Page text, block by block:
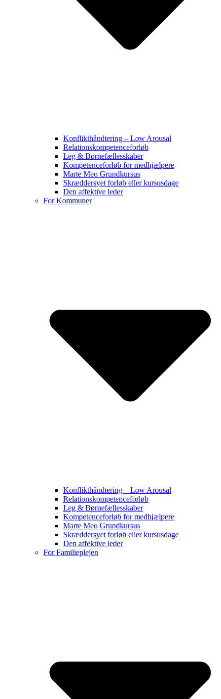
Konflikthåndtering – Low Arousal
Relationskompetenceforløb
Leg & Børnefællesskaber
Kompetenceforløb for medhjælpere
Marte Meo Grundkursus
Skræddersyet forløb eller kursusdage
Den affektive leder
For Kommuner
Konflikthåndtering – Low Arousal
Relationskompetenceforløb
Leg & Børnefællesskaber
Kompetenceforløb for medhjælpere
Marte Meo Grundkursus
Skræddersyet forløb eller kursusdage
Den affektive leder
For Familieplejen